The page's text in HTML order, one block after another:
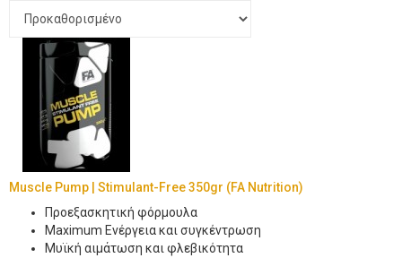
Muscle Pump | Stimulant-Free 350gr (FA Nutrition)
Προεξασκητική φόρμουλα
Maximum Ενέργεια και συγκέντρωση
Μυϊκή αιμάτωση και φλεβικότητα